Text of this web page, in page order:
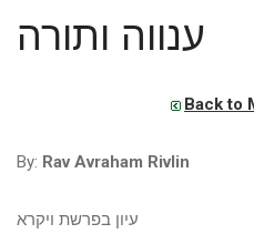
ענווה ותורה
Back to
By: Rav Avraham Rivlin
עיון בפרשת ויקרא